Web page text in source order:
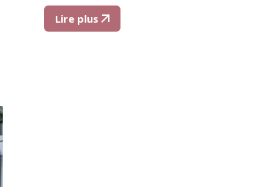
Lire plus